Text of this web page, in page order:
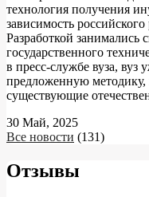
технология получения
зависимость
Разработкой занимались
государственного
в пресс-службе вуза, вуз
предложенную методику,
существующие
30 Май, 2025
Все новости (131)
Отзывы